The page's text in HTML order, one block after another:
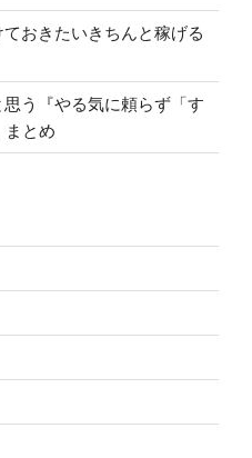
おきたいきちんと稼げる
う『やる気に頼らず「す
まとめ